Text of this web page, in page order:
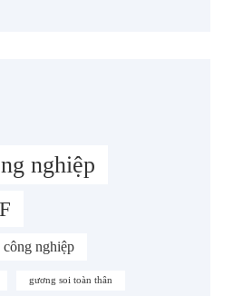
nghiệp
công nghiệp
gương soi toàn thân